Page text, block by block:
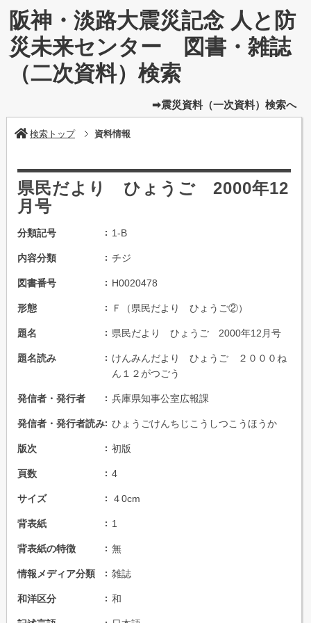
阪神・淡路大震災記念 人と防
災未来センター 図書・雑誌
（二次資料）検索
➡震災資料（一次資料）検索へ
検索トップ 資料情報
県民だより ひょうご 2000年12
月号
分類記号 1-B
内容分類 チジ
図書番号 H0020478
形態 Ｆ（県民だより ひょうご②）
題名 県民だより ひょうご 2000年12月号
題名読み
けんみんだより ひょうご ２０００ね
ん１２がつごう
発信者・発行者 兵庫県知事公室広報課
発信者・発行者読み ひょうごけんちじこうしつこうほうか
版次 初版
頁数 4
サイズ ４0cm
背表紙 1
背表紙の特徴 無
情報メディア分類 雑誌
和洋区分 和